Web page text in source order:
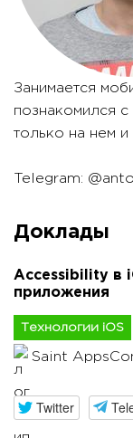
Занимается
познакомился
только на нем и
Telegram:
Доклады
Accessibility в
приложения
Технологии iOS
Saint
Twitter